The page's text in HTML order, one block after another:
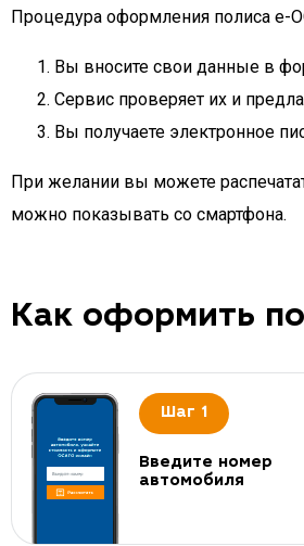
Процедура оформления полиса e-
Вы вносите свои данные в
Сервис проверяет их и
Вы получаете электронное
При желании вы можете
можно показывать со смартфона.
Как оформить
Шаг 1
Введите номер
автомобиля